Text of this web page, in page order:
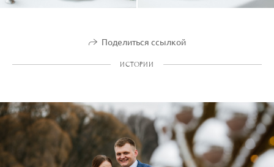
Поделиться ссылкой
ИСТОРИИ